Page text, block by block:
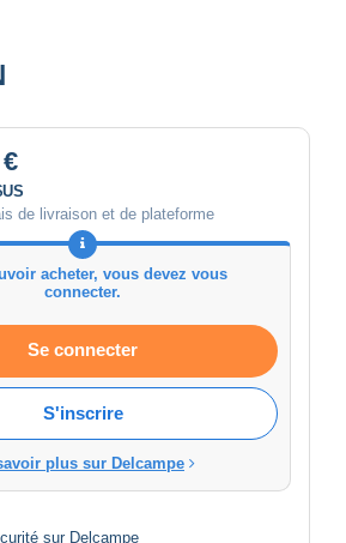
de livraison et de plateforme
acheter, vous devez vous
connecter.
Se connecter
S'inscrire
plus sur Delcampe
sur Delcampe